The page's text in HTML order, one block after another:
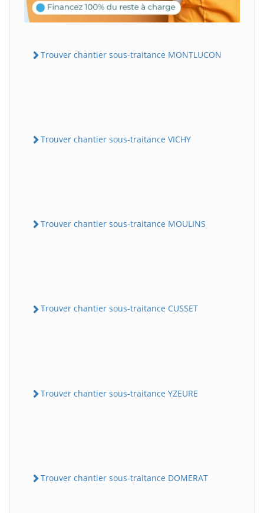
Trouver chantier sous-traitance MONTLUCON
Trouver chantier sous-traitance VICHY
Trouver chantier sous-traitance MOULINS
Trouver chantier sous-traitance CUSSET
Trouver chantier sous-traitance YZEURE
Trouver chantier sous-traitance DOMERAT